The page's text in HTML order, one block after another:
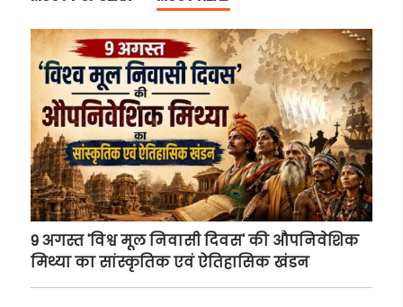
9 अगस्त 'विश्व मूल निवासी दिवस' की औपनिवेशिक
मिथ्या का सांस्कृतिक एवं ऐतिहासिक खंडन